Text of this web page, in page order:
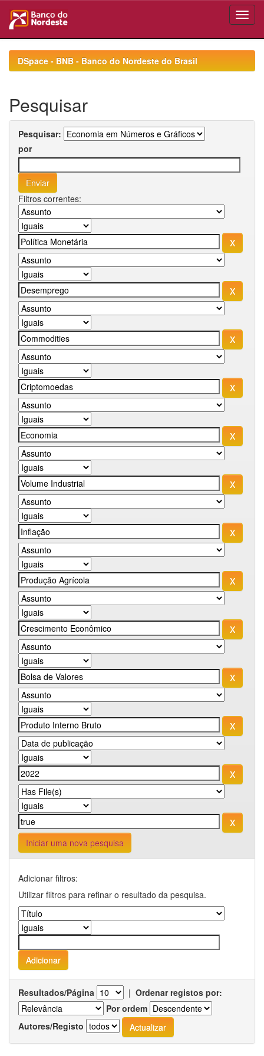
navigationDSpace - BNB - Banco do Nordeste do Brasil
Pesquisar
Pesquisar:
por
Filtros correntes:
Iniciar uma nova pesquisa
Adicionar filtros:
Utilizar filtros para refinar o resultado da pesquisa.
Resultados/Página | Ordenar registos por:
Por ordem
Autores/Registo